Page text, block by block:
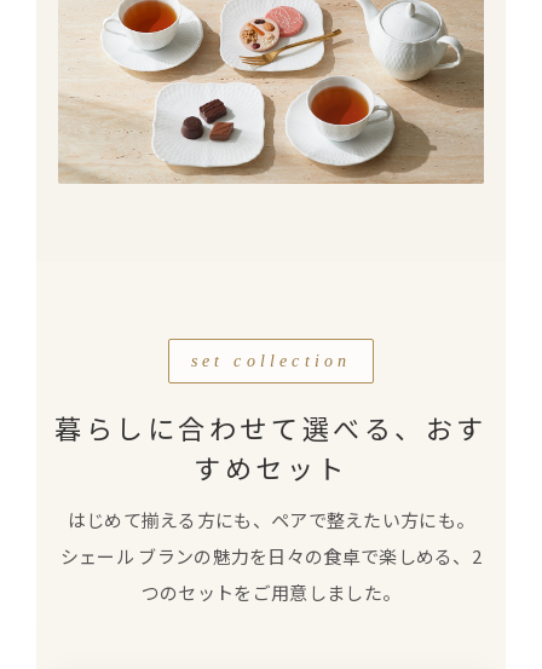
set collection
暮らしに合わせて選べる、おす
すめセット
はじめて揃える方にも、ペアで整えたい方にも。
シェール ブランの魅力を日々の食卓で楽しめる、2
つのセットを ご用意しました。